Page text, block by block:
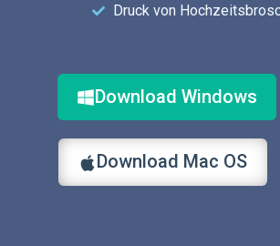
Druck von
Download Windows
Download Mac OS